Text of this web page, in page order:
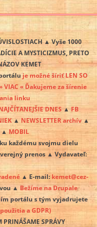
▲ Vyše 1000
A MYSTICIZMUS, PRETO
KEMET
je možné šíriť LEN SO
» VIAC « Ďakujeme za šírenie
linku
DNES ▲FB
▲ NEWSLETTER archív ▲
MOBIL
každému svojmu dielu
prenos ▲ Vydavateľ:
▲ E-mail: kemet@cez-
▲ Bežíme na Drupale
portálu s tým vyjadrujete
a GDPR)
PRINÁŠAME SPRÁVY